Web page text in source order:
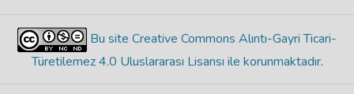
Bu site Creative Commons Alıntı-Gayri Ticari-
Türetilemez 4.0 Uluslararası Lisansı ile korunmaktadır.